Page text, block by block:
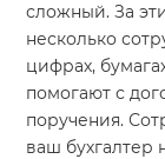
сложный. За
несколько
цифрах,
помогают с
поручения.
ваш бухгалтер